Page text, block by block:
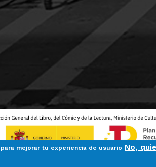
mejorar tu experiencia de usuario No,